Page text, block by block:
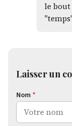
le bout
Laisser un
Nom *